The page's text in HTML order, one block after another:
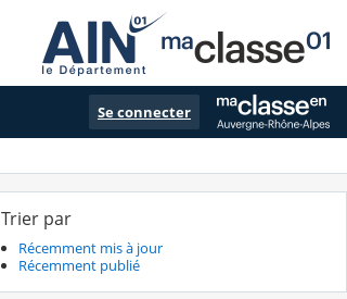
Se connecter
Trier par
Récemment mis à jour
Récemment publié